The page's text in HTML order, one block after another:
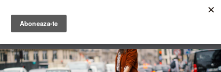
conţinutul
principal